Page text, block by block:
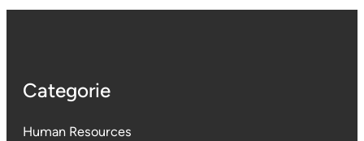
Categorie
Human Resources